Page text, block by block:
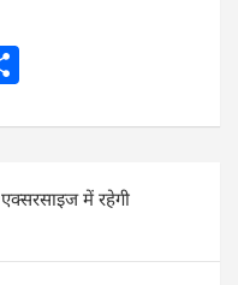
ar
e
में रहेगी